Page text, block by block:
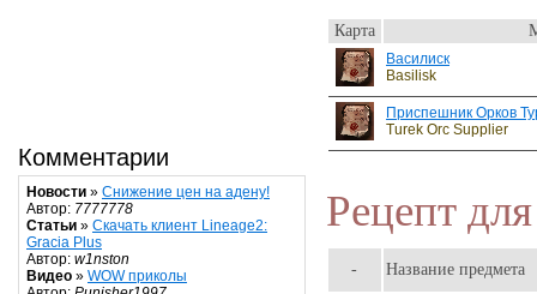
Комментарии
Новости » Снижение цен на адену!
Автор: 7777778
Статьи » Скачать клиент Lineage2:
Gracia Plus
Автор: w1nston
Видео » WOW приколы
Карта
Василиск
Basilisk
Приспешник Орков
Turek Orc Supplier
Рецепт для
- Название предмета